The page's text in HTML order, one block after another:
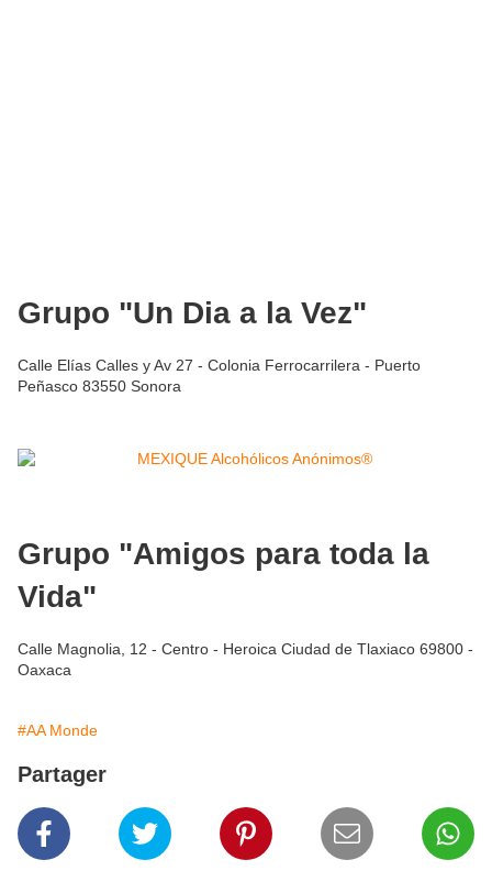
Grupo "Un Dia a la Vez"
Calle Elías Calles y Av 27 - Colonia Ferrocarrilera - Puerto
Peñasco 83550 Sonora
Grupo "Amigos para toda la
Vida"
Calle Magnolia, 12 - Centro - Heroica Ciudad de Tlaxiaco 69800 -
Oaxaca
#AA Monde
Partager